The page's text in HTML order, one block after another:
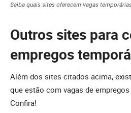
Saiba quais sites oferecem vagas
Outros sites para
empregos
Além dos sites citados acima,
que estão com vagas de
Confira!